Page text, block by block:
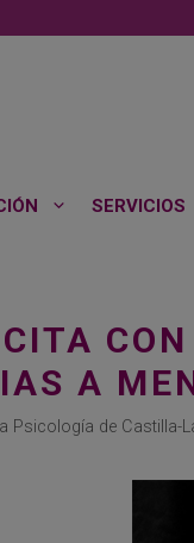
SERVICIOS
CON
A
Psicología de Castilla-